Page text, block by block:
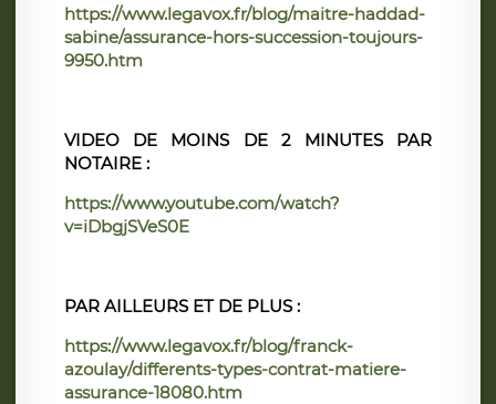
https://www.legavox.fr/blog/maitre-haddad-
sabine/assurance-hors-succession-toujours-
9950.htm
VIDEO DE MOINS DE 2 MINUTES PAR
NOTAIRE :
https://www.youtube.com/watch?
v=iDbgjSVeS0E
PAR AILLEURS ET DE PLUS :
https://www.legavox.fr/blog/franck-
azoulay/differents-types-contrat-matiere-
assurance-18080.htm